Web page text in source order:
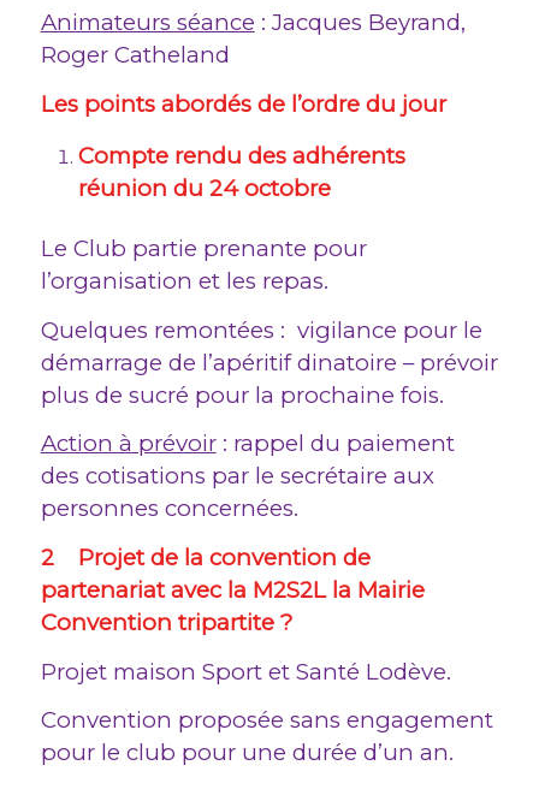
Animateurs séance : Jacques Beyrand,
Roger Catheland
Les points abordés de l’ordre du jour
Compte rendu des adhérents
réunion du 24 octobre
Le Club partie prenante pour
l’organisation et les repas.
Quelques remontées : vigilance pour le
démarrage de l’apéritif dinatoire – prévoir
plus de sucré pour la prochaine fois.
Action à prévoir: rappel du paiement
des cotisations par le secrétaire aux
personnes concernées.
2 Projet de la convention de
partenariat avec la M2S2L la Mairie
Convention tripartite ?
Projet maison Sport et Santé Lodève.
Convention proposée sans engagement
pour le club pour une durée d’un an.